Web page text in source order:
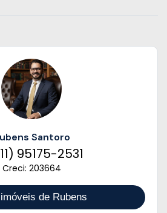
Santoro
95175-2531
Creci: 203664
de Rubens